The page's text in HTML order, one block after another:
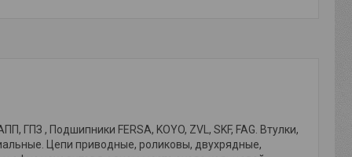
, Подшипники FERSA, KOYO, ZVL, SKF, FAG. Втулки,
Цепи приводные, роликовы, двухрядные,